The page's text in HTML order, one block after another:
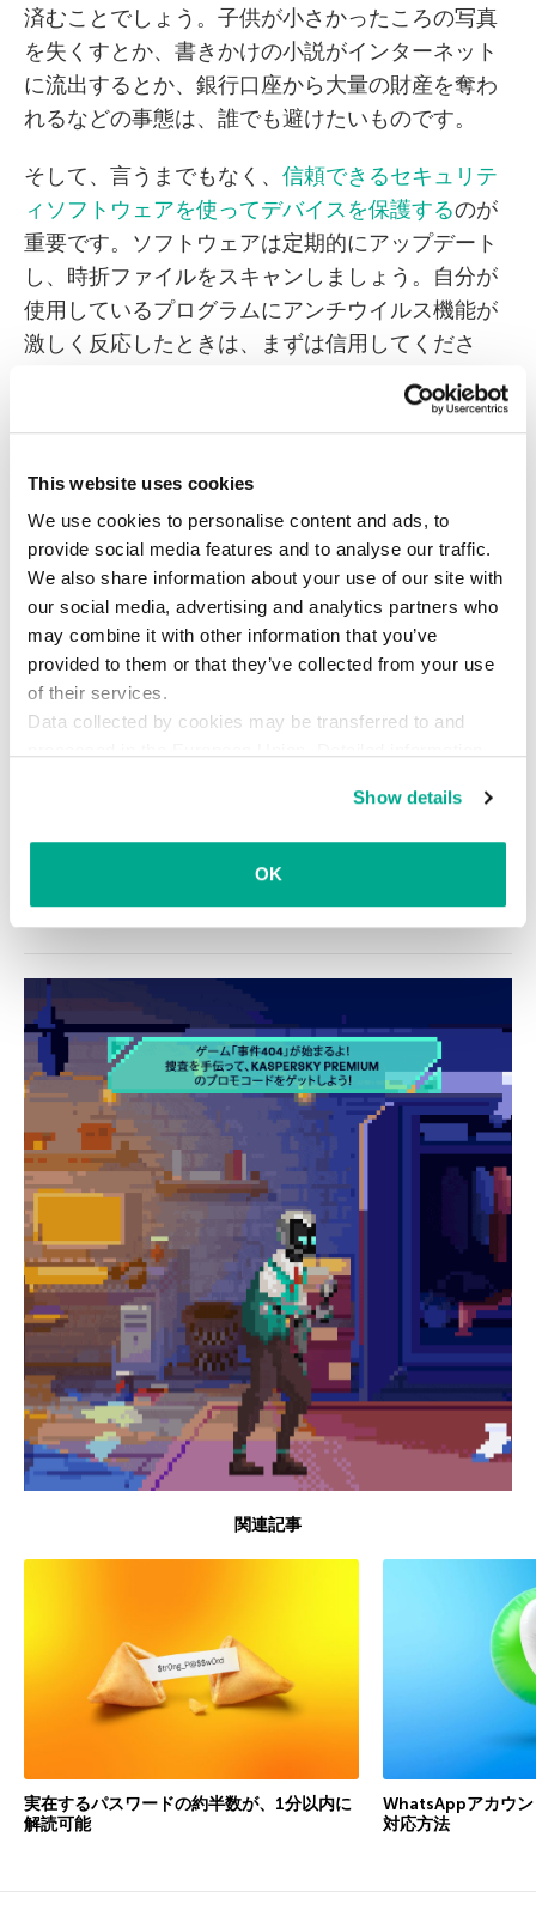
This website uses cookies
We use cookies to personalise content and ads, to
provide social media features and to analyse our traffic.
We also share information about your use of our site with
our social media, advertising and analytics partners who
may combine it with other information that you’ve
provided to them or that they’ve collected from your use
of their services.
Data collected by cookies may be transferred to and
Show details
OK
済むことでしょう。子供が小さかったころの写真
を失くすとか、書きかけの小説がインターネット
に流出するとか、銀行口座から大量の財産を奪わ
れるなどの事態は、誰でも避けたいものです。
そして、言うまでもなく、 信頼できるセキュリテ
ィソフトウェアを使ってデバイスを保護するのが
重要です。ソフトウェアは定期的にアップデート
し、時折ファイルをスキャンしましょう。自分が
使用しているプログラムにアンチウイルス機能が
激しく反応したときは、まずは信用してくださ
い。煩わしいからといって、アンチウイルス機能
を無効にしないでください（回答者の19%はそう
ことはありません。
自分のネット常識力が気になるという方、自己チ
ェックはこちらからどうぞ！
パスワード
プライバシー
ユーザー 保護 脆弱性
関連記事
実在するパスワードの約半数が、1分以内に
解読可能
WhatsAppアカウ
対応方法